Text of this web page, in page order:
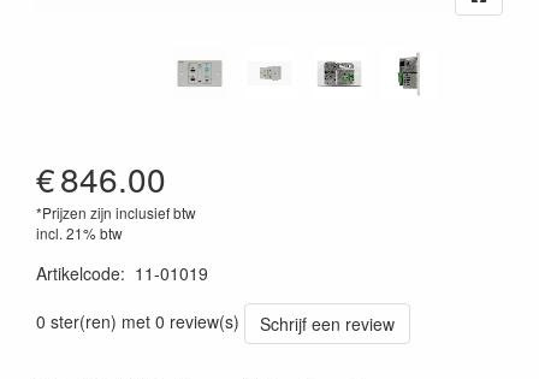
€846.00
*Prijzen zijn inclusief btw
incl. 21% btw
Artikelcode: 11-01019
0 ster(ren) met 0 review(s)
Schrijf een review